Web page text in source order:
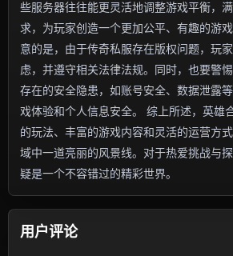
些服务器往往能更灵活地调整游戏平衡，
求，为玩家创造一个更加公平、有趣的游
意的是，由于传奇私服存在版权问题，玩
虑，并遵守相关法律法规。同时，也要警
存在的安全隐患，如账号安全、数据泄露
戏体验和个人信息安全。 综上所述，英雄
的玩法、丰富的游戏内容和灵活的运营方
域中一道亮丽的风景线。对于热爱挑战与
疑是一个不容错过的精彩世界。
用户评论